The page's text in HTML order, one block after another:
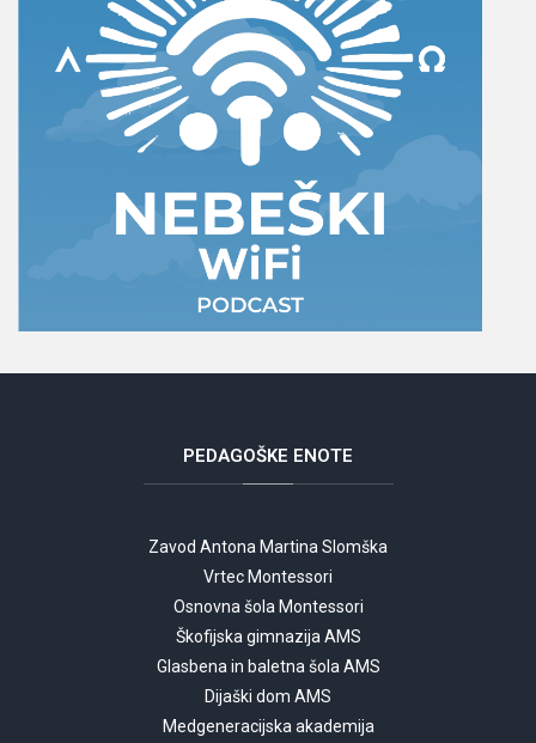
PEDAGOŠKE ENOTE
Zavod Antona Martina Slomška
Vrtec Montessori
Osnovna šola Montessori
Škofijska gimnazija AMS
Glasbena in baletna šola AMS
Dijaški dom AMS
Medgeneracijska akademija